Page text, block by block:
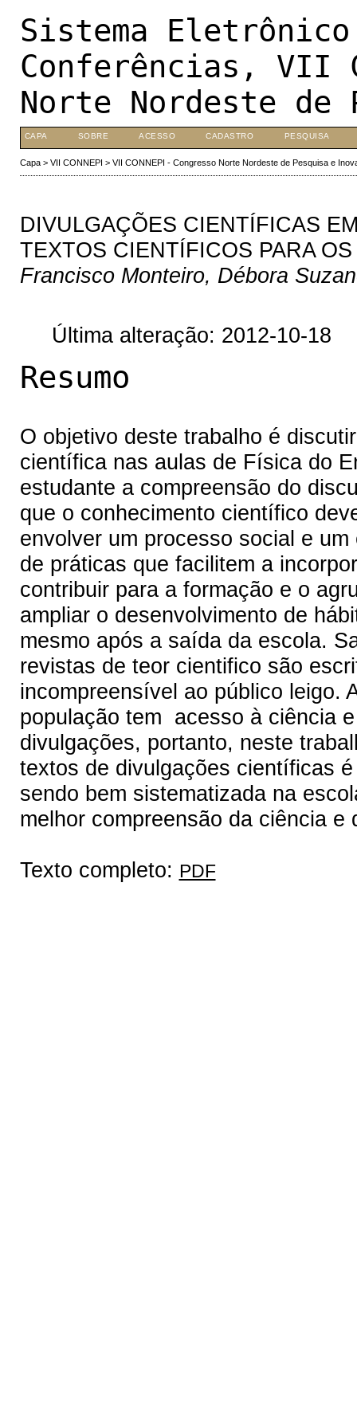
Sistema
Conferências, VII
Norte Nordeste de
CAPA SOBRE ACESSO CADASTRO PESQUISA
Capa> VII CONNEPI > VII CONNEPI - Congresso Norte Nordeste de Pesquisa e
DIVULGAÇÕES CIENTÍFICAS
TEXTOS CIENTÍFICOS PARA
Francisco Monteiro, Débora
Última alteração: 2012-10-18
Resumo
O objetivo deste trabalho é
científica nas aulas de Física do
estudante a compreensão do
que o conhecimento científico
envolver um processo social e
de práticas que facilitem a
contribuir para a formação e o
ampliar o desenvolvimento de
mesmo após a saída da escola.
revistas de teor cientifico são
incompreensível ao público leigo.
população tem acesso à ciência
divulgações, portanto, neste
textos de divulgações científicas
sendo bem sistematizada na
melhor compreensão da ciência e
Texto completo: PDF